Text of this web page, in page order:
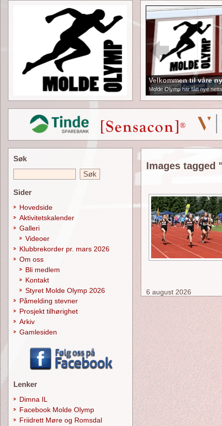
Velkommen til våre
Molde Olymp har fått nye
Images tagged
6 august 2026
Søk
Sider
Hovedside
Aktivitetskalender
Galleri
Videoer
Klubbrekorder pr. mars 2026
Om oss
Bli medlem
Kontakt
Styret Molde Olymp 2026
Påmelding stevner
Prosjekt tilhørighet
Arkiv
Gamlesiden
Lenker
Dimna IL
Facebook Molde Olymp
Friidrett Møre og Romsdal